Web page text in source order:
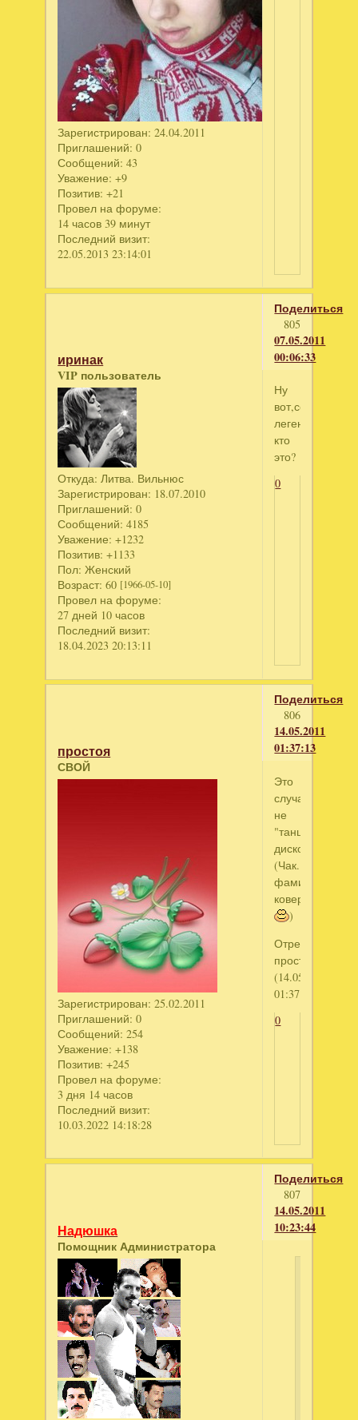
Зарегистрирован: 24.04.2011
Приглашений: 0
Сообщений: 43
Уважение: +9
Позитив: +21
Провел на форуме:
14 часов 39 минут
Последний визит:
22.05.2013 23:14:01
Поделиться
805
07.05.2011
00:06:33
иринак
VIP пользователь
Откуда: Литва. Вильнюс
Зарегистрирован: 18.07.2010
Приглашений: 0
Сообщений: 4185
Уважение: +1232
Позитив: +1133
Пол: Женский
Возраст: 60 [1966-05-10]
Провел на форуме:
27 дней 10 часов
Последний визит:
18.04.2023 20:13:11
Ну
вот,совсем
легенькая-
кто
это?
0
Поделиться
806
14.05.2011
01:37:13
простоя
СВОЙ
Зарегистрирован: 25.02.2011
Приглашений: 0
Сообщений: 254
Уважение: +138
Позитив: +245
Провел на форуме:
3 дня 14 часов
Последний визит:
10.03.2022 14:18:28
Это
случайно
не
"танцор
диско"?
(Чак...боюсь
фамилию
коверкать
)
простоя
(14.05.2011
01:37:42)
0
Поделиться
807
14.05.2011
10:23:44
Надюшка
Помощник Администратора